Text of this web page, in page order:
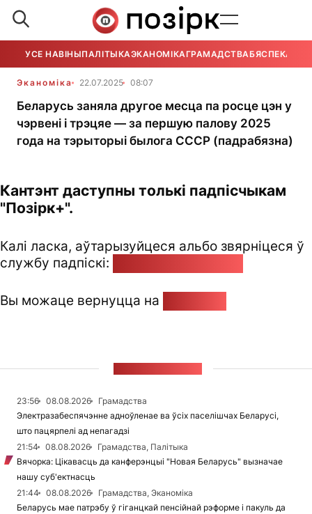
УСЕ НАВІНЫПАЛІТЫКАЭКАНОМІКАГРАМАДСТВАБЯСПЕКА
Эканоміка 22.07.2025 08:07
Беларусь заняла другое месца па росце цэн у
чэрвені і трэцяе — за першую палову 2025
года на тэрыторыі былога СССР (падрабязна)
Кантэнт даступны толькі падпісчыкам
"Позірк+".
Калі ласка, аўтарызуйцеся альбо звярніцеся ў
службу падпіскі:
Вы можаце вернуцца на
23:56 08.08.2026
Грамадства
Электразабеспячэнне адноўленае ва ўсіх паселішчах Беларусі,
што пацярпелі ад непагадзі
21:54
08.08.2026
Грамадства, Палітыка
Вячорка: Цікавасць да канферэнцыі "Новая Беларусь" вызначае
нашу суб'ектнасць
21:44
08.08.2026
Грамадства, Эканоміка
Беларусь мае патрэбу ў гіганцкай пенсійнай рэформе і пакуль да